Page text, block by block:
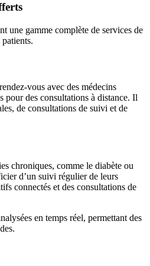
une gamme complète de services de
patients.
vous avec des médecins
pour des consultations à distance. Il
de consultations de suivi et de
chroniques, comme le diabète ou
d’un suivi régulier de leurs
connectés et des consultations de
en temps réel, permettant des